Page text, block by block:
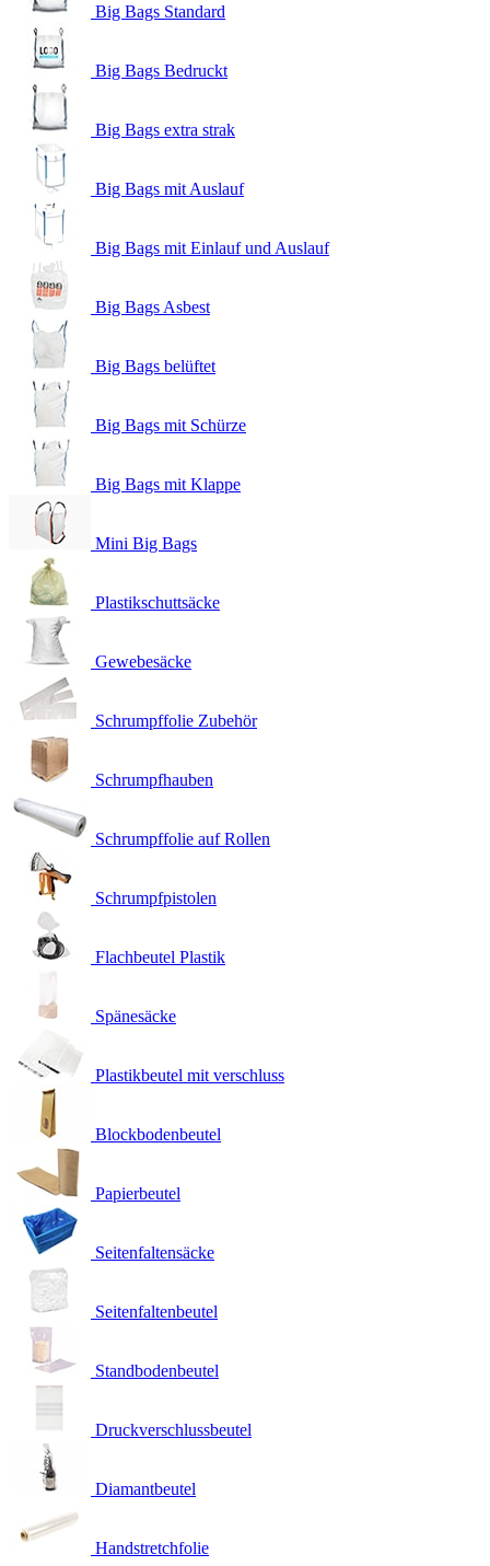
Big Bags Standard
Big Bags Bedruckt
Big Bags extra strak
Big Bags mit Auslauf
Big Bags mit Einlauf und Auslauf
Big Bags Asbest
Big Bags belüftet
Big Bags mit Schürze
Big Bags mit Klappe
Mini Big Bags
Plastikschuttsäcke
Gewebesäcke
Schrumpffolie Zubehör
Schrumpfhauben
Schrumpffolie auf Rollen
Schrumpfpistolen
Flachbeutel Plastik
Spänesäcke
Plastikbeutel mit verschluss
Blockbodenbeutel
Papierbeutel
Seitenfaltensäcke
Seitenfaltenbeutel
Standbodenbeutel
Druckverschlussbeutel
Diamantbeutel
Handstretchfolie